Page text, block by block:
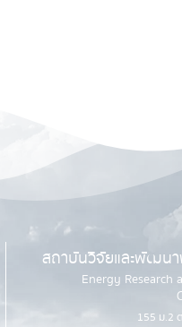
สถาบันวิจัยและพัฒน
Energy Research
155 ม.2